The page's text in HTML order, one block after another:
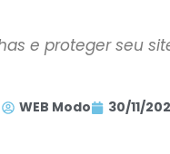
e proteger seu
WEB Modo 30/11/